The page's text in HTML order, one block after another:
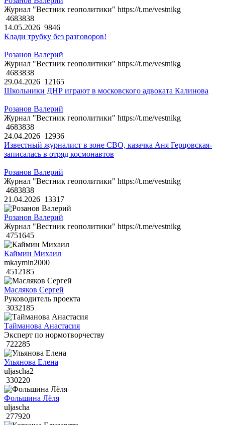
Журнал "Вестник геополитики" https://t.me/vestnikg
4683838
14.05.2026 9846
Клади трубку без разговоров!
Розанов Валерий
Журнал "Вестник геополитики" https://t.me/vestnikg
4683838
29.04.2026 12165
Школьники ДНР играют в московского адвоката Калинова
Розанов Валерий
Журнал "Вестник геополитики" https://t.me/vestnikg
4683838
24.04.2026 12936
Известный журналист в зоне СВО, казачка Аня Герцовская-
записалась в отряд космонавтов
Розанов Валерий
Журнал "Вестник геополитики" https://t.me/vestnikg
4683838
21.04.2026 13317
Розанов Валерий
Журнал "Вестник геополитики" https://t.me/vestnikg
4751645
Каймин Михаил
mkaymin2000
4512185
Масляков Сергей
Руководитель проекта
3032185
Тайманова Анастасия
Эксперт по нормотворчеству
722285
Ульянова Елена
uljascha2
330220
Фольшина Лёля
uljascha
277920